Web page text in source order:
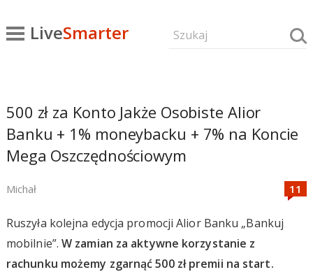
LiveSmarter
500 zł za Konto Jakże Osobiste Alior
Banku + 1% moneybacku + 7% na Koncie
Mega Oszczędnościowym
Michał
Ruszyła kolejna edycja promocji Alior Banku „Bankuj
mobilnie”.W zamian za aktywne korzystanie z
rachunku możemy zgarnąć 500 zł premii na start.